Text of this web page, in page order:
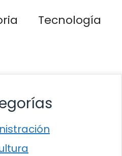
Tecnología